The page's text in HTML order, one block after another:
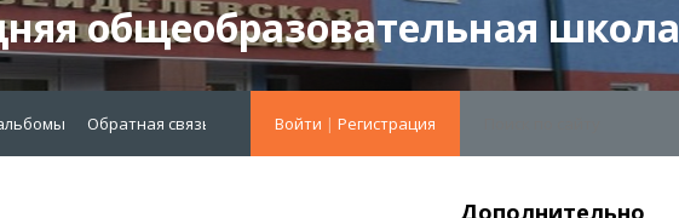
общеобразовательная школа
Войти | Регистрация
Обратная связь меню октябрь 2021
Дополнительно